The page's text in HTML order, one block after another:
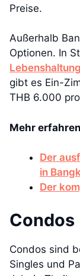
Preise.
Außerhalb
Optionen. In
gibt es Ein-
THB 6.000
Mehr
Der
in
Der
Condos
Condos sind
Singles und